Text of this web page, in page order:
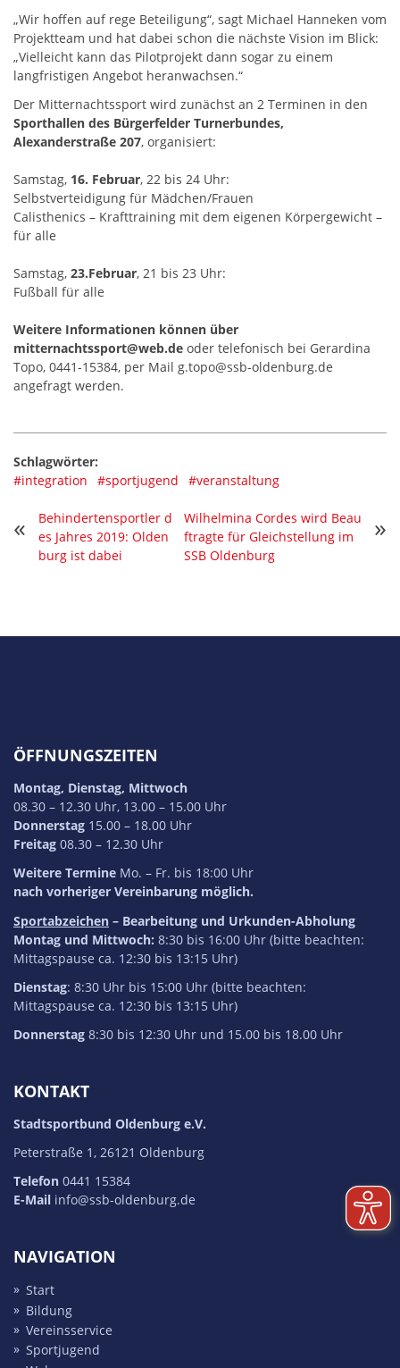
„Wir hoffen auf rege Beteiligung“, sagt Michael Hanneken vom
Projektteam und hat dabei schon die nächste Vision im Blick:
„Vielleicht kann das Pilotprojekt dann sogar zu einem
langfristigen Angebot heranwachsen.“
Der Mitternachtssport wird zunächst an 2 Terminen in den
Sporthallen des Bürgerfelder Turnerbundes,
Alexanderstraße 207, organisiert:
Samstag, 16. Februar, 22 bis 24 Uhr:
Selbstverteidigung für Mädchen/Frauen
Calisthenics – Krafttraining mit dem eigenen Körpergewicht –
für alle
Samstag, 23.Februar, 21 bis 23 Uhr:
Fußball für alle
Weitere Informationen können über
mitternachtssport@web.de oder telefonisch bei Gerardina
Topo, 0441-15384, per Mail g.topo@ssb-oldenburg.de
angefragt werden.
Schlagwörter:
#integration
#sportjugend #veranstaltung
«
Behindertensportler d
es Jahres 2019: Olden
burg ist dabei
Wilhelmina Cordes wird Beau
ftragte für Gleichstellung im
SSB Oldenburg
»
ÖFFNUNGSZEITEN
Montag, Dienstag, Mittwoch
08.30 – 12.30 Uhr, 13.00 – 15.00 Uhr
Donnerstag 15.00 – 18.00 Uhr
Freitag 08.30 – 12.30 Uhr
Weitere Termine Mo. – Fr. bis 18:00 Uhr
nach vorheriger Vereinbarung möglich.
Sportabzeichen – Bearbeitung und Urkunden-Abholung
Montag und Mittwoch: 8:30 bis 16:00 Uhr (bitte beachten:
Mittagspause ca. 12:30 bis 13:15 Uhr)
Dienstag: 8:30 Uhr bis 15:00 Uhr (bitte beachten:
Mittagspause ca. 12:30 bis 13:15 Uhr)
Donnerstag 8:30 bis 12:30 Uhr und 15.00 bis 18.00 Uhr
KONTAKT
Stadtsportbund Oldenburg e.V.
Peterstraße 1, 26121 Oldenburg
Telefon 0441 15384
E-Mail info@ssb-oldenburg.de
NAVIGATION
Start
Bildung
Vereins­service
Sport­jugend